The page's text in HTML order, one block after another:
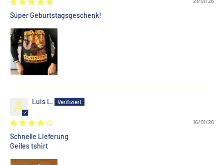
Súper Geburtstagsgeschenk!
Luis L.
16/01/26
Schnelle Lieferung
Geiles tshirt